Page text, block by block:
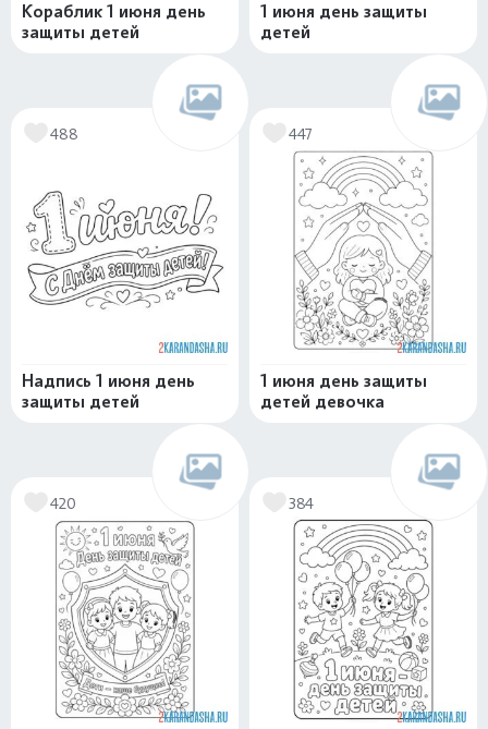
Кораблик 1 июня день
защиты детей
1 июня день защиты
детей
488
Надпись 1 июня день
защиты детей
447
1 июня день защиты
детей девочка
420 384